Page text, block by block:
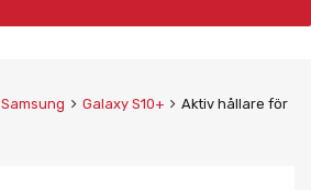
Samsung Galaxy S10+
Aktiv hållare för